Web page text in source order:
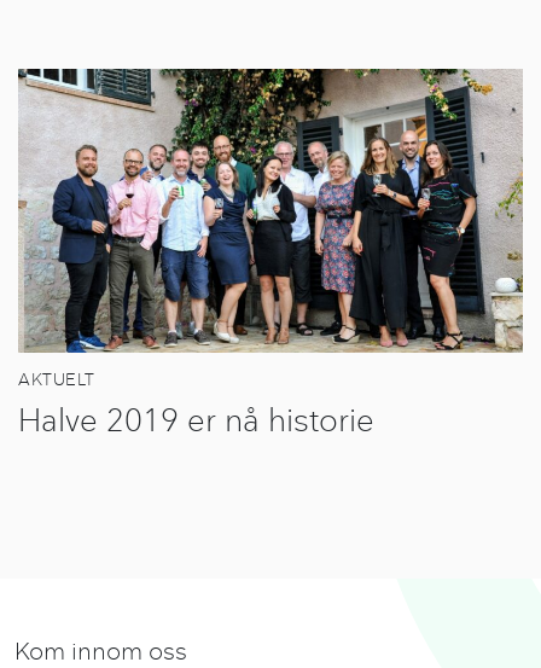
AKTUELT
Halve 2019 er nå historie
Kom innom oss